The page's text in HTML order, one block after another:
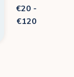
€20 -
€120